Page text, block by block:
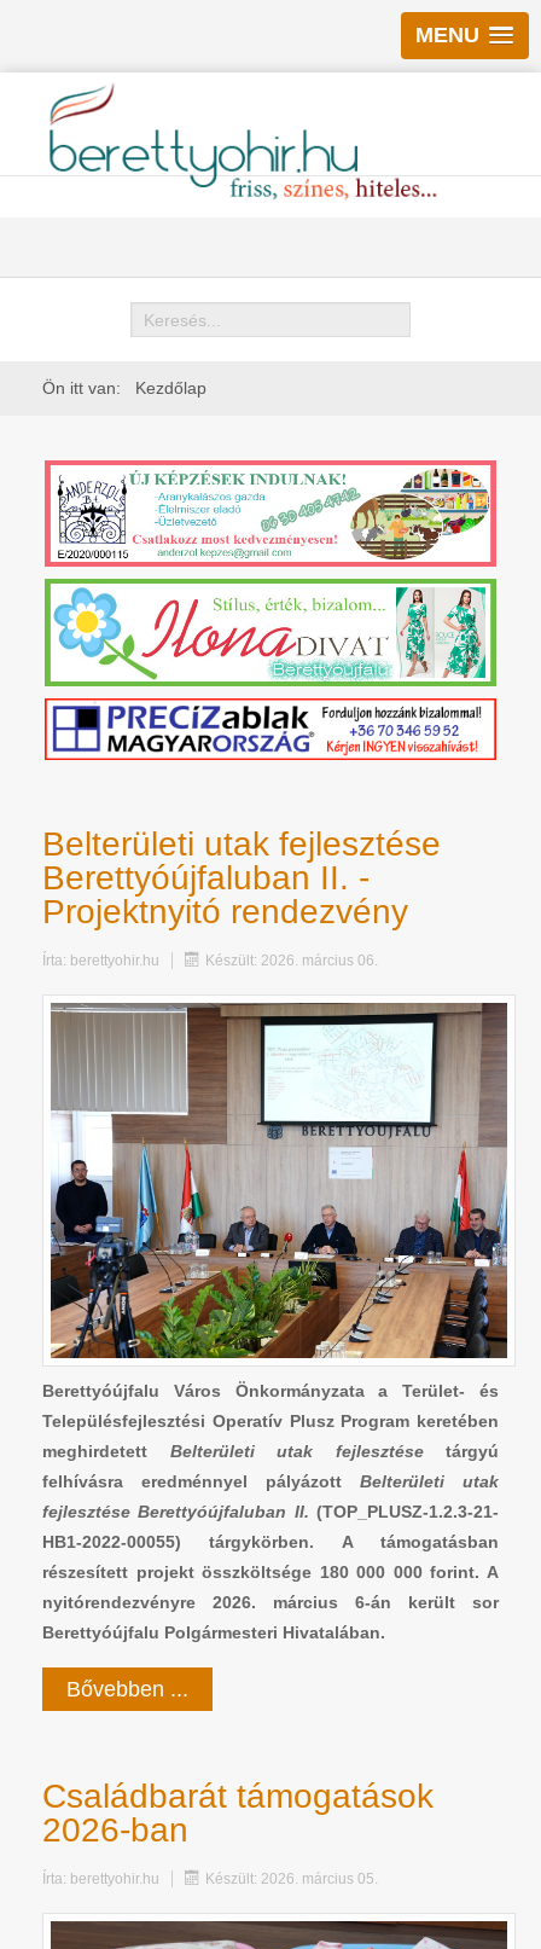
MENU
Keresés
Ön itt van: Kezdőlap
Belterületi utak fejlesztése
Berettyóújfaluban II. -
Projektnyitó rendezvény
Írta: berettyohir.hu Készült: 2026. március 06.
Berettyóújfalu Város Önkormányzata a Terület- és
Településfejlesztési Operatív Plusz Program keretében
meghirdetett Belterületi utak fejlesztésetárgyú
felhívásra eredménnyel pályázott Belterületi utak
fejlesztése Berettyóújfaluban II. (TOP_PLUSZ-1.2.3-21-
HB1-2022-00055) tárgykörben. A támogatásban
részesített projekt összköltsége 180 000 000 forint. A
nyitórendezvényre 2026. március 6-án került sor
Berettyóújfalu Polgármesteri Hivatalában.
Bővebben ...
Családbarát támogatások
2026-ban
Írta: berettyohir.hu Készült: 2026. március 05.